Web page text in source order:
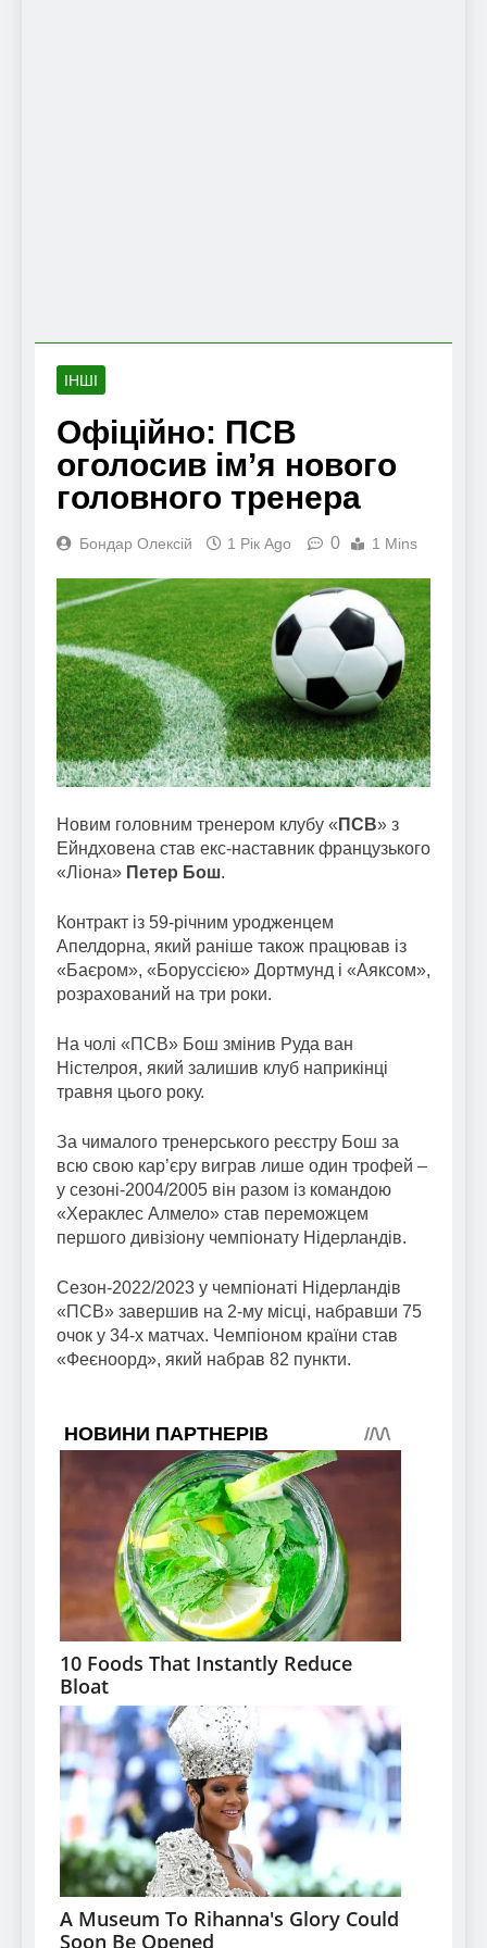
ІНШІ
Офіційно: ПСВ
оголосив ім’я нового
головного тренера
Бондар Олексій 1 Рік Ago 0 1 Mins
Новим головним тренером клубу « ПСВ» з
Ейндховена став екс-наставник французького
«Ліона» Петер Бош.
Контракт із 59-річним уродженцем
Апелдорна, який раніше також працював із
«Баєром», «Боруссією» Дортмунд і «Аяксом»,
розрахований на три роки.
На чолі «ПСВ» Бош змінив Руда ван
Ністелроя, який залишив клуб наприкінці
травня цього року.
За чималого тренерського реєстру Бош за
всю свою кар’єру виграв лише один трофей –
у сезоні-2004/2005 він разом із командою
«Хераклес Алмело» став переможцем
першого дивізіону чемпіонату Нідерландів.
Сезон-2022/2023 у чемпіонаті Нідерландів
«ПСВ» завершив на 2-му місці, набравши 75
очок у 34-х матчах. Чемпіоном країни став
«Феєноорд», який набрав 82 пункти.